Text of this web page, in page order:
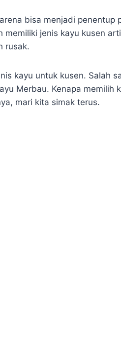
bisa menjadi penentup
jenis kayu kusen
rusak.
kayu untuk kusen. Salah
Merbau. Kenapa memilih
mari kita simak terus.